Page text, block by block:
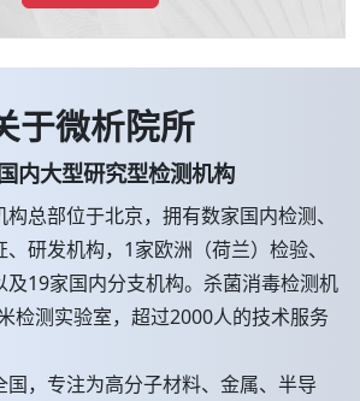
于微析院所
内大型研究型检测机构
总部位于北京，拥有数家国内检测、
研发机构，1家欧洲（荷兰）检验、
及19家国内分支机构。杀菌消毒检测机
检测实验室，超过2000人的技术服务
国，专注为高分子材料、金属、半导